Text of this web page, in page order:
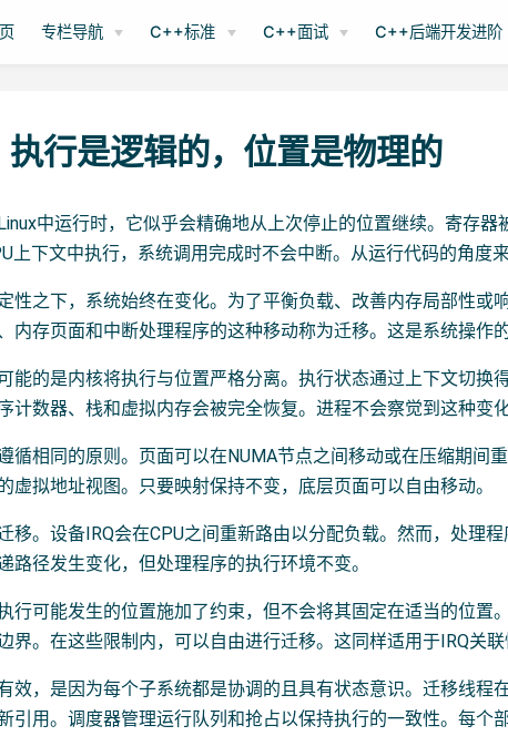
专栏导航 C++标准 C++面试 C++后端开发进阶
执行是逻辑的，位置是物理的
中运行时，它似乎会精确地从上次停止的位置继续。寄存
上下文中执行，系统调用完成时不会中断。从运行代码的角度
性之下，系统始终在变化。为了平衡负载、改善内存局部性或
内存页面和中断处理程序的这种移动称为迁移。这是系统操作
能的是内核将执行与位置严格分离。执行状态通过上下文切换
计数器、栈和虚拟内存会被完全恢复。进程不会察觉到这种变化
循相同的原则。页面可以在NUMA节点之间移动或在压缩期间
虚拟地址视图。只要映射保持不变，底层页面可以自由移动。
移。设备IRQ会在CPU之间重新路由以分配负载。然而，处理
路径发生变化，但处理程序的执行环境不变。
行可能发生的位置施加了约束，但不会将其固定在适当的位置
界。在这些限制内，可以自由进行迁移。这同样适用于IRQ关联
效，是因为每个子系统都是协调的且具有状态意识。迁移线程
引用。调度器管理运行队列和抢占以保持执行的一致性。每个